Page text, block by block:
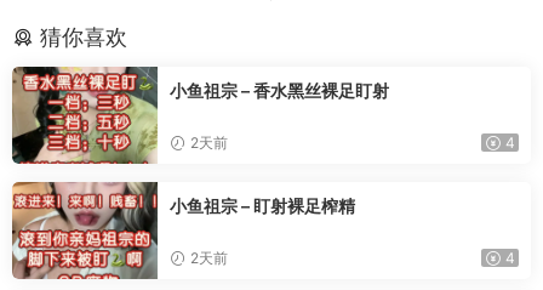
猜你喜欢
小鱼祖宗 – 香水黑丝裸足盯射
2天前 4
小鱼祖宗 – 盯射裸足榨精
2天前 4